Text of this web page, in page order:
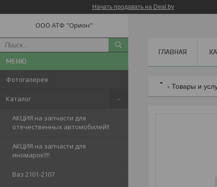
Начать продавать на Deal.by
ООО АТФ "Орион"
Фотогалерея
Каталог
АКЦИЯ на запчасти для
отечественных автомобилей!!
АКЦИЯ на запчасти для
иномарок!!!!
Ваз 2101-2107
ГЛАВНАЯ
Товары и